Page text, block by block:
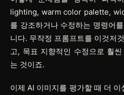
lighting, warm color palette,
를 강조하거나 수정하는 명령어
니다. 무작정 프롬프트를 이것저
고, 목표 지향적인 수정으로 훨
는 것이죠.
이제 AI 이미지를 평가할 때 더